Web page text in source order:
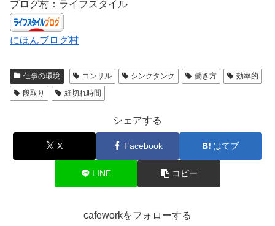
ブログ村：ライフスタイル
にほんブログ村
仕事の環境 コンサル シンクタンク 働き方
効率的
段取り
細切れ時間
シェアする
X Facebook はてブ
LINE コピー
cafeworkをフォローする